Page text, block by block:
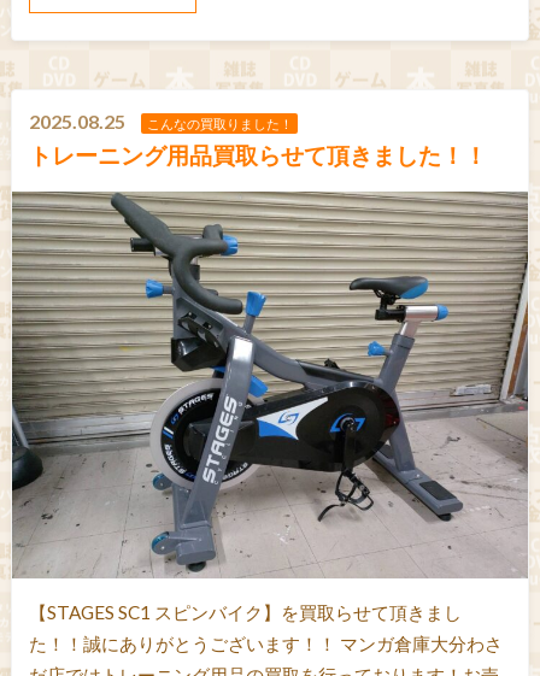
2025.08.25 こんなの買取りました！
トレーニング用品買取らせて頂きました！！
【STAGES SC1 スピンバイク】を買取らせて頂きまし
た！！誠にありがとうございます！！ マンガ倉庫大分わさ